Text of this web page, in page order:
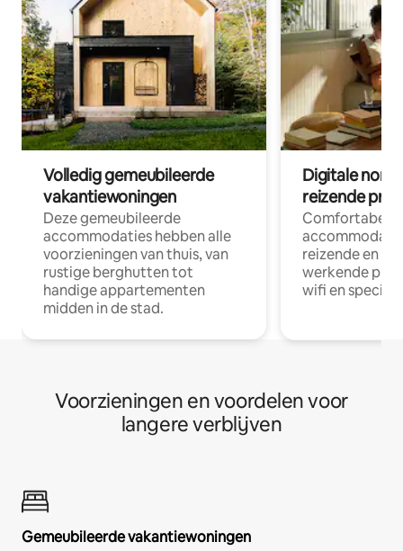
Volledig gemeubileerde
vakantiewoningen
Deze gemeubileerde
accommodaties hebben alle
voorzieningen van thuis, van
rustige berghutten tot
handige appartementen
midden in de stad.
Digitale
reizende
Comfortabele
reizende en
werkende
wifi en
Voorzieningen en voordelen voor
langere verblijven
Gemeubileerde vakantiewoningen